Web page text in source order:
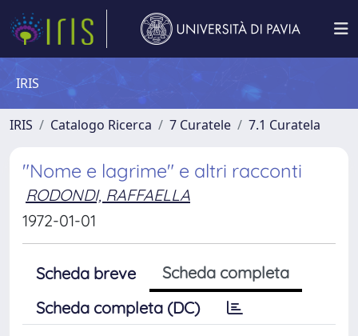
IRIS
IRIS Catalogo Ricerca 7 Curatele 7.1 Curatela
"Nome e lagrime" e altri racconti
RODONDI, RAFFAELLA
1972-01-01
Scheda breve
Scheda completa
Scheda completa (DC)